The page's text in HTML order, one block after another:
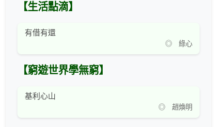
【生活點滴】
有借有還
◎ 綠心
【窮遊世界學無窮】
基利心山
◎ 趙煥明